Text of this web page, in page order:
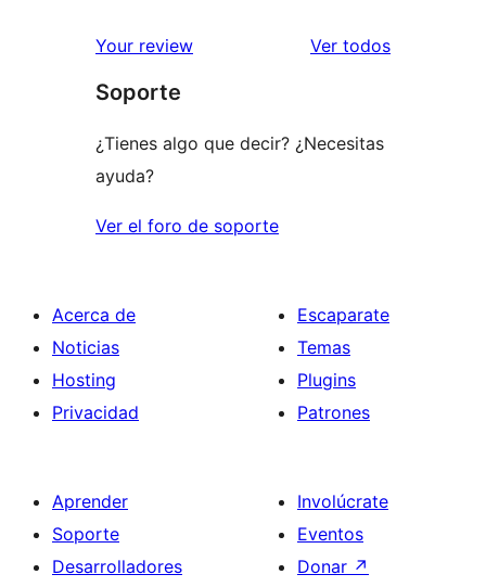
Your review Ver todoslos
Soporte
¿Tienes algo que decir? ¿Necesitas
ayuda?
Ver el foro de soporte
Acerca de
Noticias
Hosting
Privacidad
Escaparate
Temas
Plugins
Patrones
Aprender
Soporte
Desarrolladores
Involúcrate
Eventos
Donar ↗